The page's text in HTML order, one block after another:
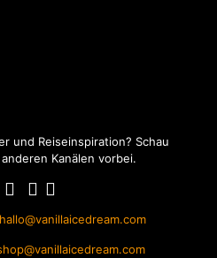
und Reiseinspiration? Schau
Kanälen vorbei.
hallo@vanillaicedream.com